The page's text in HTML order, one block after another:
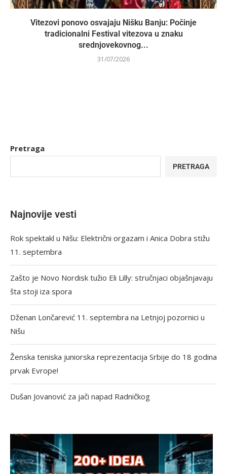
Vitezovi ponovo osvajaju Nišku Banju: Počinje
tradicionalni Festival vitezova u znaku
srednjovekovnog...
31/07/2026
Pretraga
PRETRAGA
Najnovije vesti
Rok spektakl u Nišu: Električni orgazam i Anica Dobra stižu
11. septembra
Zašto je Novo Nordisk tužio Eli Lilly: stručnjaci objašnjavaju
šta stoji iza spora
Dženan Lončarević 11. septembra na Letnjoj pozornici u
Nišu
Ženska teniska juniorska reprezentacija Srbije do 18 godina
prvak Evrope!
Dušan Jovanović za jači napad Radničkog